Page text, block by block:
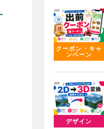
クーポン・キャ
ンペーン
デザイン